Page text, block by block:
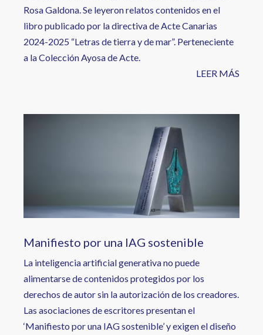
Rosa Galdona. Se leyeron relatos contenidos en el
libro publicado por la directiva de Acte Canarias
2024-2025 “Letras de tierra y de mar”. Perteneciente
a la Colección Ayosa de Acte.
LEER MÁS
Manifiesto por una IAG sostenible
La inteligencia artificial generativa no puede
alimentarse de contenidos protegidos por los
derechos de autor sin la autorización de los creadores.
Las asociaciones de escritores presentan el
‘Manifiesto por una IAG sostenible’ y exigen el diseño